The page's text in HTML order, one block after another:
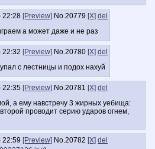
22:28 [Preview] No.20779 [X] del
а может даже и не раз
22:32 [Preview] No.20780 [X] del
с лестницы и подох нахуй
22:35 [Preview] No.20781 [X] del
а ему навстречу 3 жирных уебища:
проводит серию ударов огнем,
22:59 [Preview] No.20782 [X] del